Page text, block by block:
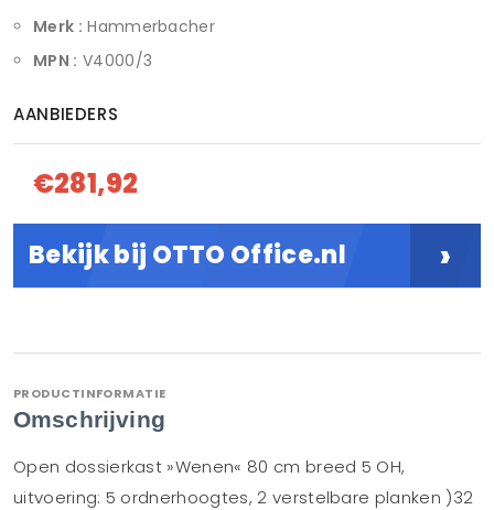
Merk : Hammerbacher
MPN : V4000/3
AANBIEDERS
€281,92
Bekijk bij OTTO Office.nl ›
PRODUCTINFORMATIE
Omschrijving
Open dossierkast »Wenen« 80 cm breed 5 OH,
uitvoering: 5 ordnerhoogtes, 2 verstelbare planken )32